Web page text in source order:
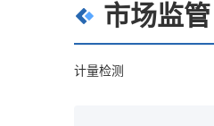
市场监管
计量检测